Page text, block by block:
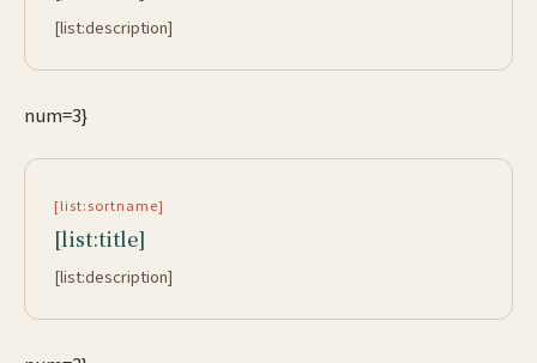
[list:description]
num=3}
[list:sortname]
[list:title]
[list:description]